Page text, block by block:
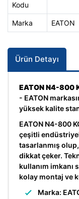
Kodu
Marka EATON
Ürün Detayı
EATON N4-800
- EATON
yüksek kalite
EATON N4-800
çeşitli
tasarlanmış olup,
dikkat çeker.
kullanım imkanı
kolay montaj ve
Marka: